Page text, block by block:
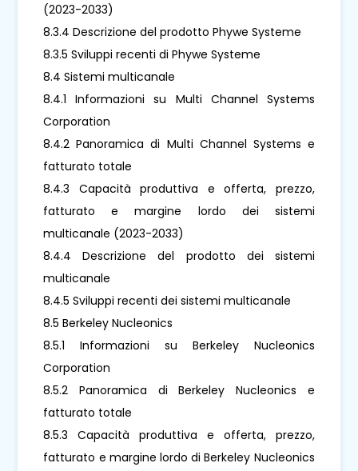
(2023-2033)
8.3.4 Descrizione del prodotto Phywe Systeme
8.3.5 Sviluppi recenti di Phywe Systeme
8.4 Sistemi multicanale
8.4.1 Informazioni su Multi Channel Systems
Corporation
8.4.2 Panoramica di Multi Channel Systems e
fatturato totale
8.4.3 Capacità produttiva e offerta, prezzo,
fatturato e margine lordo dei sistemi
multicanale (2023-2033)
8.4.4 Descrizione del prodotto dei sistemi
multicanale
8.4.5 Sviluppi recenti dei sistemi multicanale
8.5 Berkeley Nucleonics
8.5.1 Informazioni su Berkeley Nucleonics
Corporation
8.5.2 Panoramica di Berkeley Nucleonics e
fatturato totale
8.5.3 Capacità produttiva e offerta, prezzo,
fatturato e margine lordo di Berkeley Nucleonics